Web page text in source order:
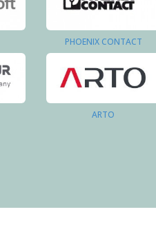
PHOENIX CONTACT
ARTO